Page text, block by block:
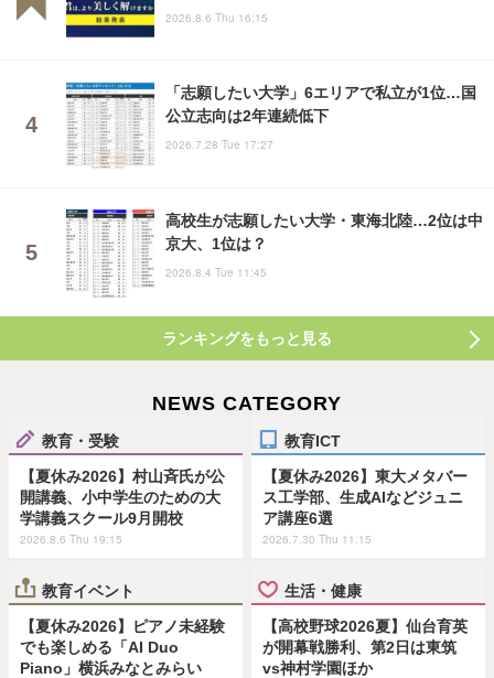
2026.8.6 Thu 16:15
「志願したい大学」6エリアで私立が1位…国
公立志向は2年連続低下
2026.7.28 Tue 17:27
高校生が志願したい大学・東海北陸…2位は中
京大、1位は？
2026.8.4 Tue 11:45
ランキングをもっと見る
NEWS CATEGORY
教育・受験
【夏休み2026】村山斉氏が公
開講義、小中学生のための大
学講義スクール9月開校
2026.8.6 Thu 19:15
教育ICT
【夏休み2026】東大メタバー
ス工学部、生成AIなどジュニ
ア講座6選
2026.7.30 Thu 11:15
教育イベント
【夏休み2026】ピアノ未経験
でも楽しめる「AI Duo
Piano」横浜みなとみらい
生活・健康
【高校野球2026夏】仙台育英
が開幕戦勝利、第2日は東筑
vs神村学園ほか